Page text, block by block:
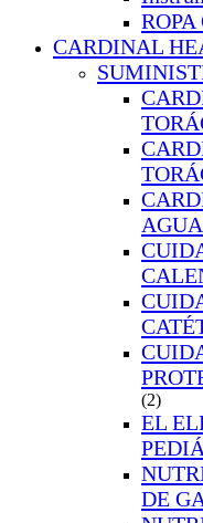
CARDINAL
AGUA
(2)
EL
DE